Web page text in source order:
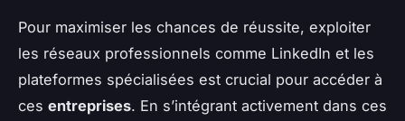
Pour maximiser les chances de réussite, exploiter
les réseaux professionnels comme LinkedIn et les
plateformes spécialisées est crucial pour accéder à
ces entreprises. En s’intégrant activement dans ces